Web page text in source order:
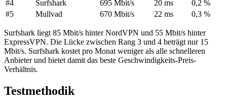
#4 Surfshark 695 Mbit/s 20 ms
0,2 %
#5
Mullvad 670 Mbit/s 22 ms 0,3 %
Surfshark liegt 85 Mbit/s hinter NordVPN und 55 Mbit/s hinter
ExpressVPN. Die Lücke zwischen Rang 3 und 4 beträgt nur 15
Mbit/s. Surfshark kostet pro Monat weniger als alle schnelleren
Anbieter und bietet damit das beste Geschwindigkeits-Preis-
Verhältnis.
Testmethodik